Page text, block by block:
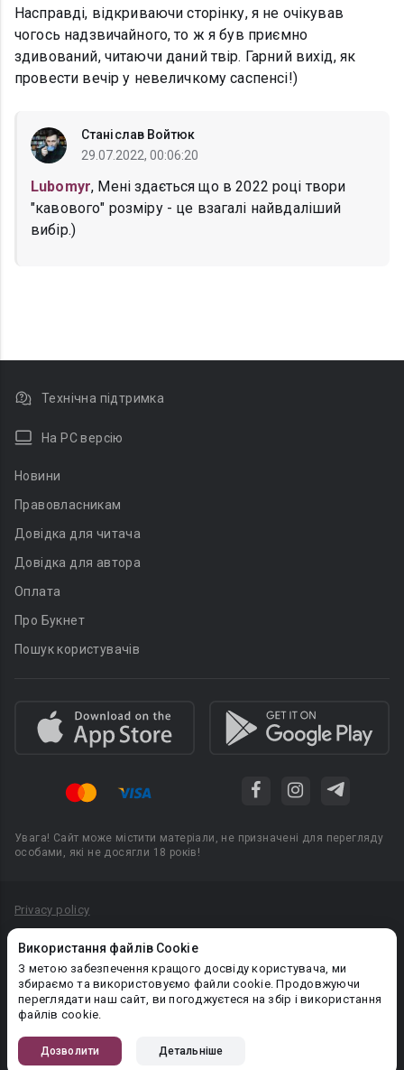
Насправді, відкриваючи сторінку, я не очікував
чогось надзвичайного, то ж я був приємно
здивований, читаючи даний твір. Гарний вихід, як
провести вечір у невеличкому саспенсі!)
Станіслав Войтюк
29.07.2022, 00:06:20
Lubomyr, Мені здається що в 2022 році твори
"кавового" розміру - це взагалі найвдаліший
вибір.)
Використання файлів Cookie
З метою забезпечення кращого досвіду користувача, ми
збираємо та використовуємо файли cookie. Продовжуючи
переглядати наш сайт, ви погоджуєтеся на збір і використання
файлів cookie.
Дозволити Детальніше
Технічна підтримка
На PC версію
Новини
Правовласникам
Довідка для читача
Довідка для автора
Оплата
Про Букнет
Пошук користувачів
Увага! Сайт може містити матеріали, не призначені для перегляду
особами, які не досягли 18 років!
Privacy policy
Політика конфіденційності
Правила публікації авторського контенту
PR-вiддiл: pr@booknet.com